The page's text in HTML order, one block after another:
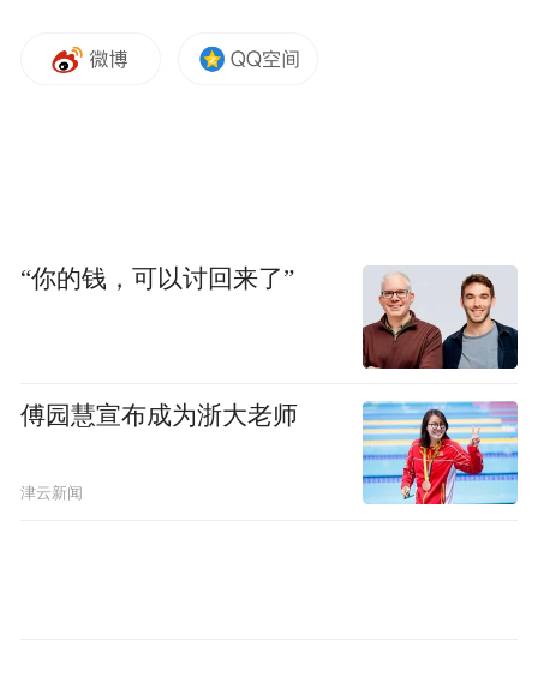
“你的钱，可以讨回来了”
傅园慧宣布成为浙大老师
津云新闻